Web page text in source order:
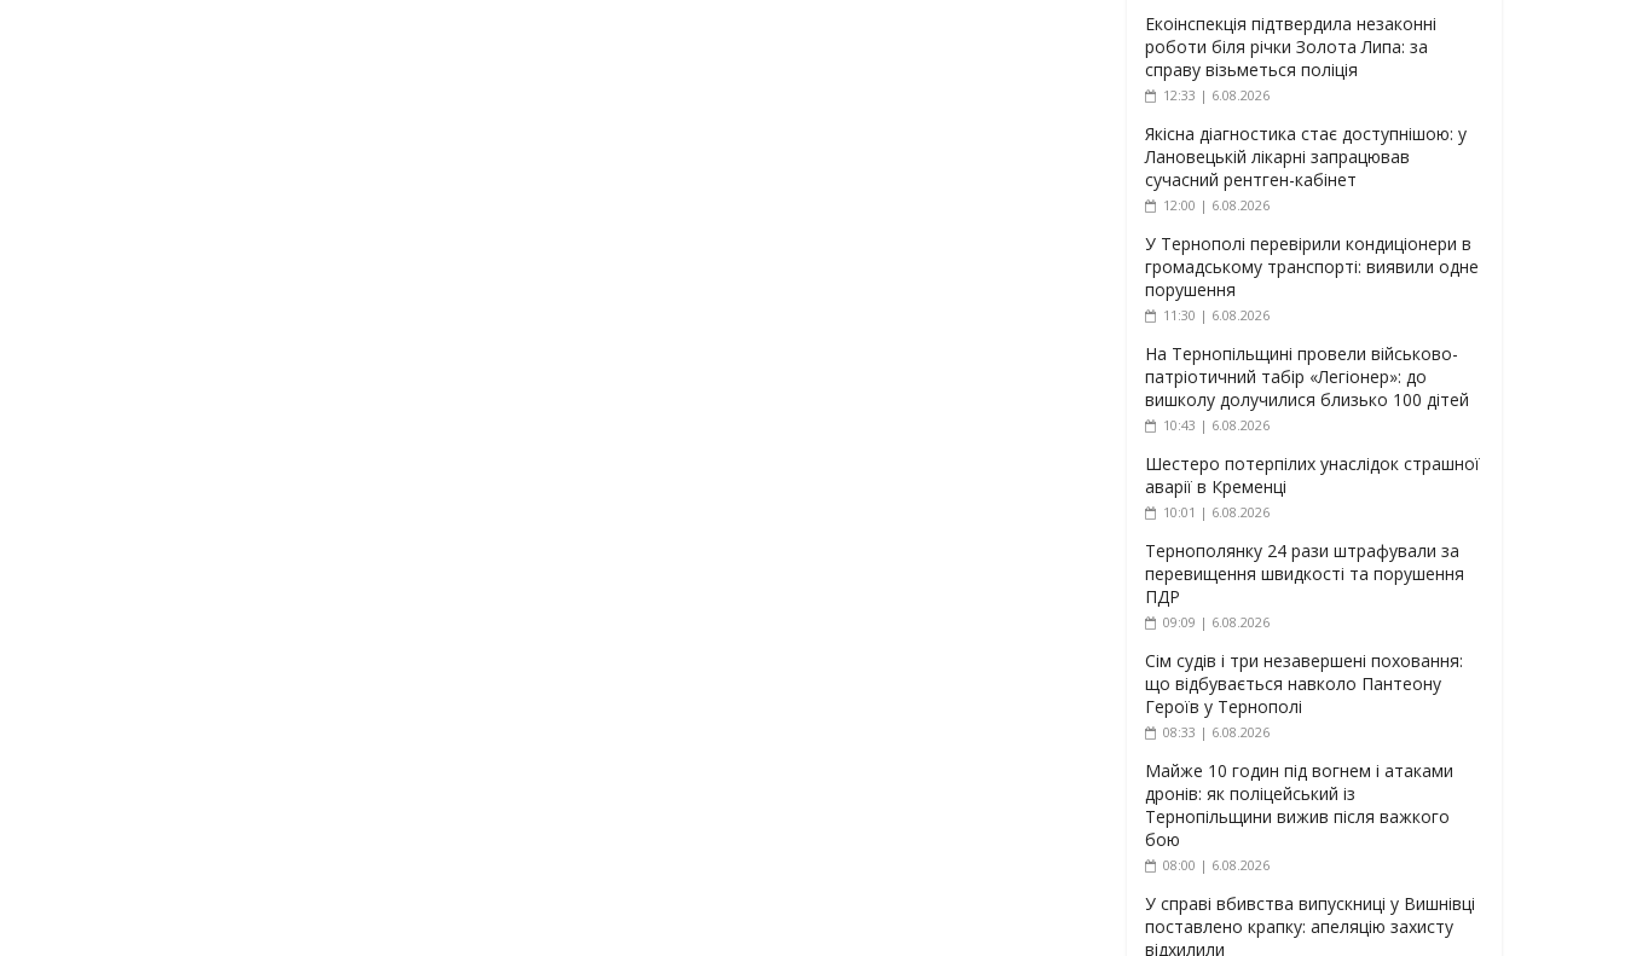
Екоінспекція підтвердила незаконні
роботи біля річки Золота Липа: за
справу візьметься поліція
12:33 | 6.08.2026
Якісна діагностика стає доступнішою: у
Лановецькій лікарні запрацював
сучасний рентген-кабінет
12:00 | 6.08.2026
У Тернополі перевірили кондиціонери в
громадському транспорті: виявили одне
порушення
11:30 | 6.08.2026
На Тернопільщині провели військово-
патріотичний табір «Легіонер»: до
вишколу долучилися близько 100 дітей
10:43 | 6.08.2026
Шестеро потерпілих унаслідок страшної
аварії в Кременці
10:01 | 6.08.2026
Тернополянку 24 рази штрафували за
перевищення швидкості та порушення
ПДР
09:09 | 6.08.2026
Сім судів і три незавершені поховання:
що відбувається навколо Пантеону
Героїв у Тернополі
08:33 | 6.08.2026
Майже 10 годин під вогнем і атаками
дронів: як поліцейський із
Тернопільщини вижив після важкого
бою
08:00 | 6.08.2026
У справі вбивства випускниці у Вишнівці
поставлено крапку: апеляцію захисту
відхилили